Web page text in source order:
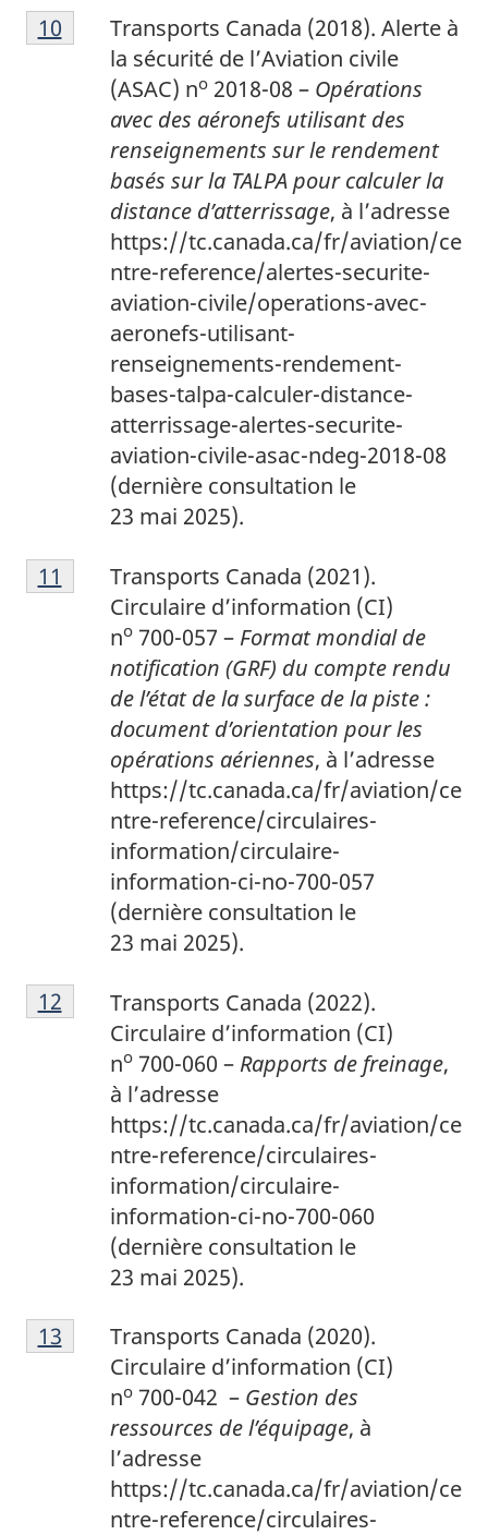
1
0
Transports Canada (2018). Alerte à
la sécurité de l’Aviation civile
(ASAC) no 2018-08 – Opérations
avec des aéronefs utilisant des
renseignements sur le rendement
basés sur la TALPA pour calculer la
distance d’atterrissage, à l’adresse
https://tc.canada.ca/fr/aviation/ce
ntre-reference/alertes-securite-
aviation-civile/operations-avec-
aeronefs-utilisant-
renseignements-rendement-
bases-talpa-calculer-distance-
atterrissage-alertes-securite-
aviation-civile-asac-ndeg-2018-08
(dernière consultation le
23 mai 2025).
Return to footnote
10 referrer
1
1
Transports Canada (2021).
Circulaire d’information (CI)
no 700-057 – Format mondial de
notification (GRF) du compte rendu
de l’état de la surface de la piste :
document d’orientation pour les
opérations aériennes, à l’adresse
https://tc.canada.ca/fr/aviation/ce
ntre-reference/circulaires-
information/circulaire-
information-ci-no-700-057
(dernière consultation le
23 mai 2025).
Return to footnote
11 referrer
1
2
Transports Canada (2022).
Circulaire d’information (CI)
no 700-060 – Rapports de freinage,
à l’adresse
https://tc.canada.ca/fr/aviation/ce
ntre-reference/circulaires-
information/circulaire-
information-ci-no-700-060
(dernière consultation le
23 mai 2025).
Return to footnote
12 referrer
1
3
Transports Canada (2020).
Circulaire d’information (CI)
no 700-042 – Gestion des
ressources de l’équipage, à
l’adresse
https://tc.canada.ca/fr/aviation/ce
ntre-reference/circulaires-
Return to footnote
13 referrer